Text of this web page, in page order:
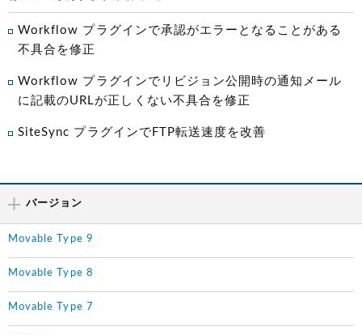
Workflow プラグインで承認がエラーとなることがある
不具合を修正
Workflow プラグインでリビジョン公開時の通知メール
に記載のURLが正しくない不具合を修正
SiteSync プラグインでFTP転送速度を改善
バージョン
Movable Type 9
Movable Type 8
Movable Type 7